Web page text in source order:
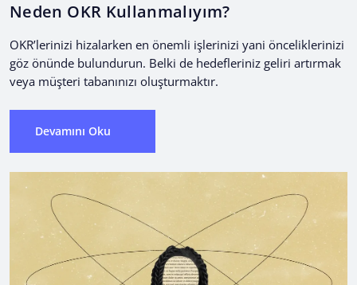
Neden OKR Kullanmalıyım?
OKR’lerinizi hizalarken en önemli işlerinizi yani önceliklerinizi
göz önünde bulundurun. Belki de hedefleriniz geliri artırmak
veya müşteri tabanınızı oluşturmaktır.
Devamını Oku